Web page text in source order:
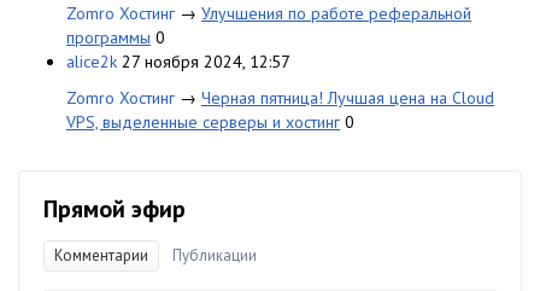
Zomro Хостинг → Улучшения по работе реферальной
программы 0
alice2k 27 ноября 2024, 12:57
Zomro Хостинг → Черная пятница! Лучшая цена на Cloud
VPS, выделенные серверы и хостинг 0
Прямой эфир
Комментарии Публикации